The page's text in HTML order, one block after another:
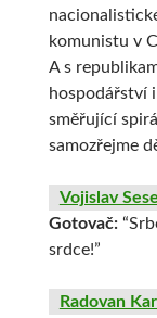
komunistu v
A s
hospodářství
směřující
samozřejme
Vojislav
Gotovač:
srdce!”
Radovan